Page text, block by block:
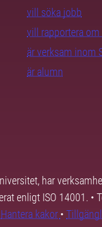
vill söka jobb
vill rapportera om
är verksam inom
är alumn
har
enligt ISO 14001. •
Hantera kakor •